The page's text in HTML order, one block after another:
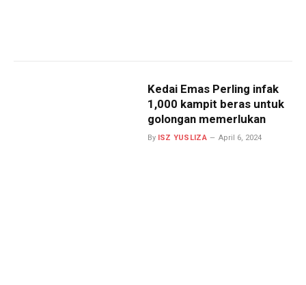
Kedai Emas Perling infak
1,000 kampit beras untuk
golongan memerlukan
By ISZ YUSLIZA April 6, 2024